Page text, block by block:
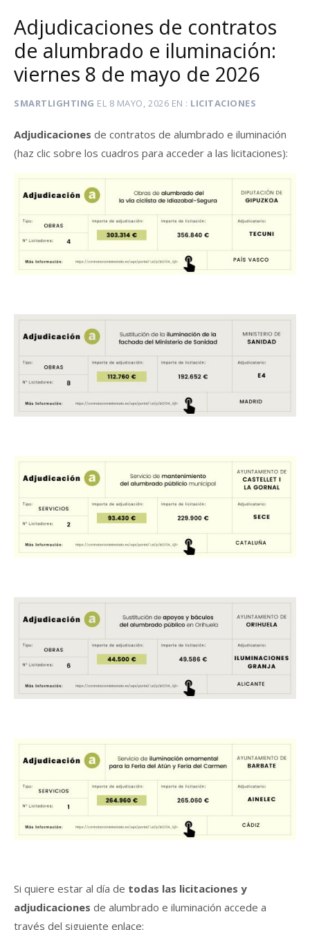
Adjudicaciones de contratos
de alumbrado e iluminación:
viernes 8 de mayo de 2026
SMARTLIGHTING EL 8 MAYO, 2026 EN LICITACIONES
Adjudicaciones de contratos de alumbrado e iluminación
(haz clic sobre los cuadros para acceder a las licitaciones):
Si quiere estar al día de todas las licitaciones y
adjudicaciones de alumbrado e iluminación accede a
través del siguiente enlace: